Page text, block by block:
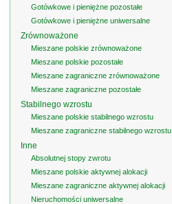
Gotówkowe i pieniężne pozostałe
Gotówkowe i pieniężne uniwersalne
Zrównoważone
Mieszane polskie zrównoważone
Mieszane polskie pozostałe
Mieszane zagraniczne zrównoważone
Mieszane zagraniczne pozostałe
Stabilnego wzrostu
Mieszane polskie stabilnego wzrostu
Mieszane zagraniczne stabilnego wzrostu
Inne
Absolutnej stopy zwrotu
Mieszane polskie aktywnej alokacji
Mieszane zagraniczne aktywnej alokacji
Nieruchomości uniwersalne